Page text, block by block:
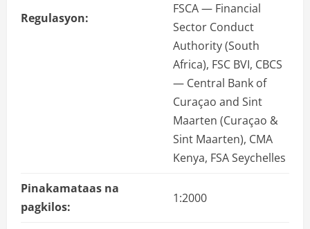
Regulasyon:
FSCA — Financial
Sector Conduct
Authority (South
Africa), FSC BVI, CBCS
— Central Bank of
Curaçao and Sint
Maarten (Curaçao &
Sint Maarten), CMA
Kenya, FSA Seychelles
Pinakamataas na
pagkilos:
1:2000